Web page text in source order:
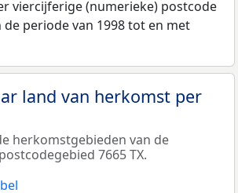
viercijferige (numerieke) postcode
periode van 1998 tot en met
land van herkomst per
herkomstgebieden van de
7665 TX.